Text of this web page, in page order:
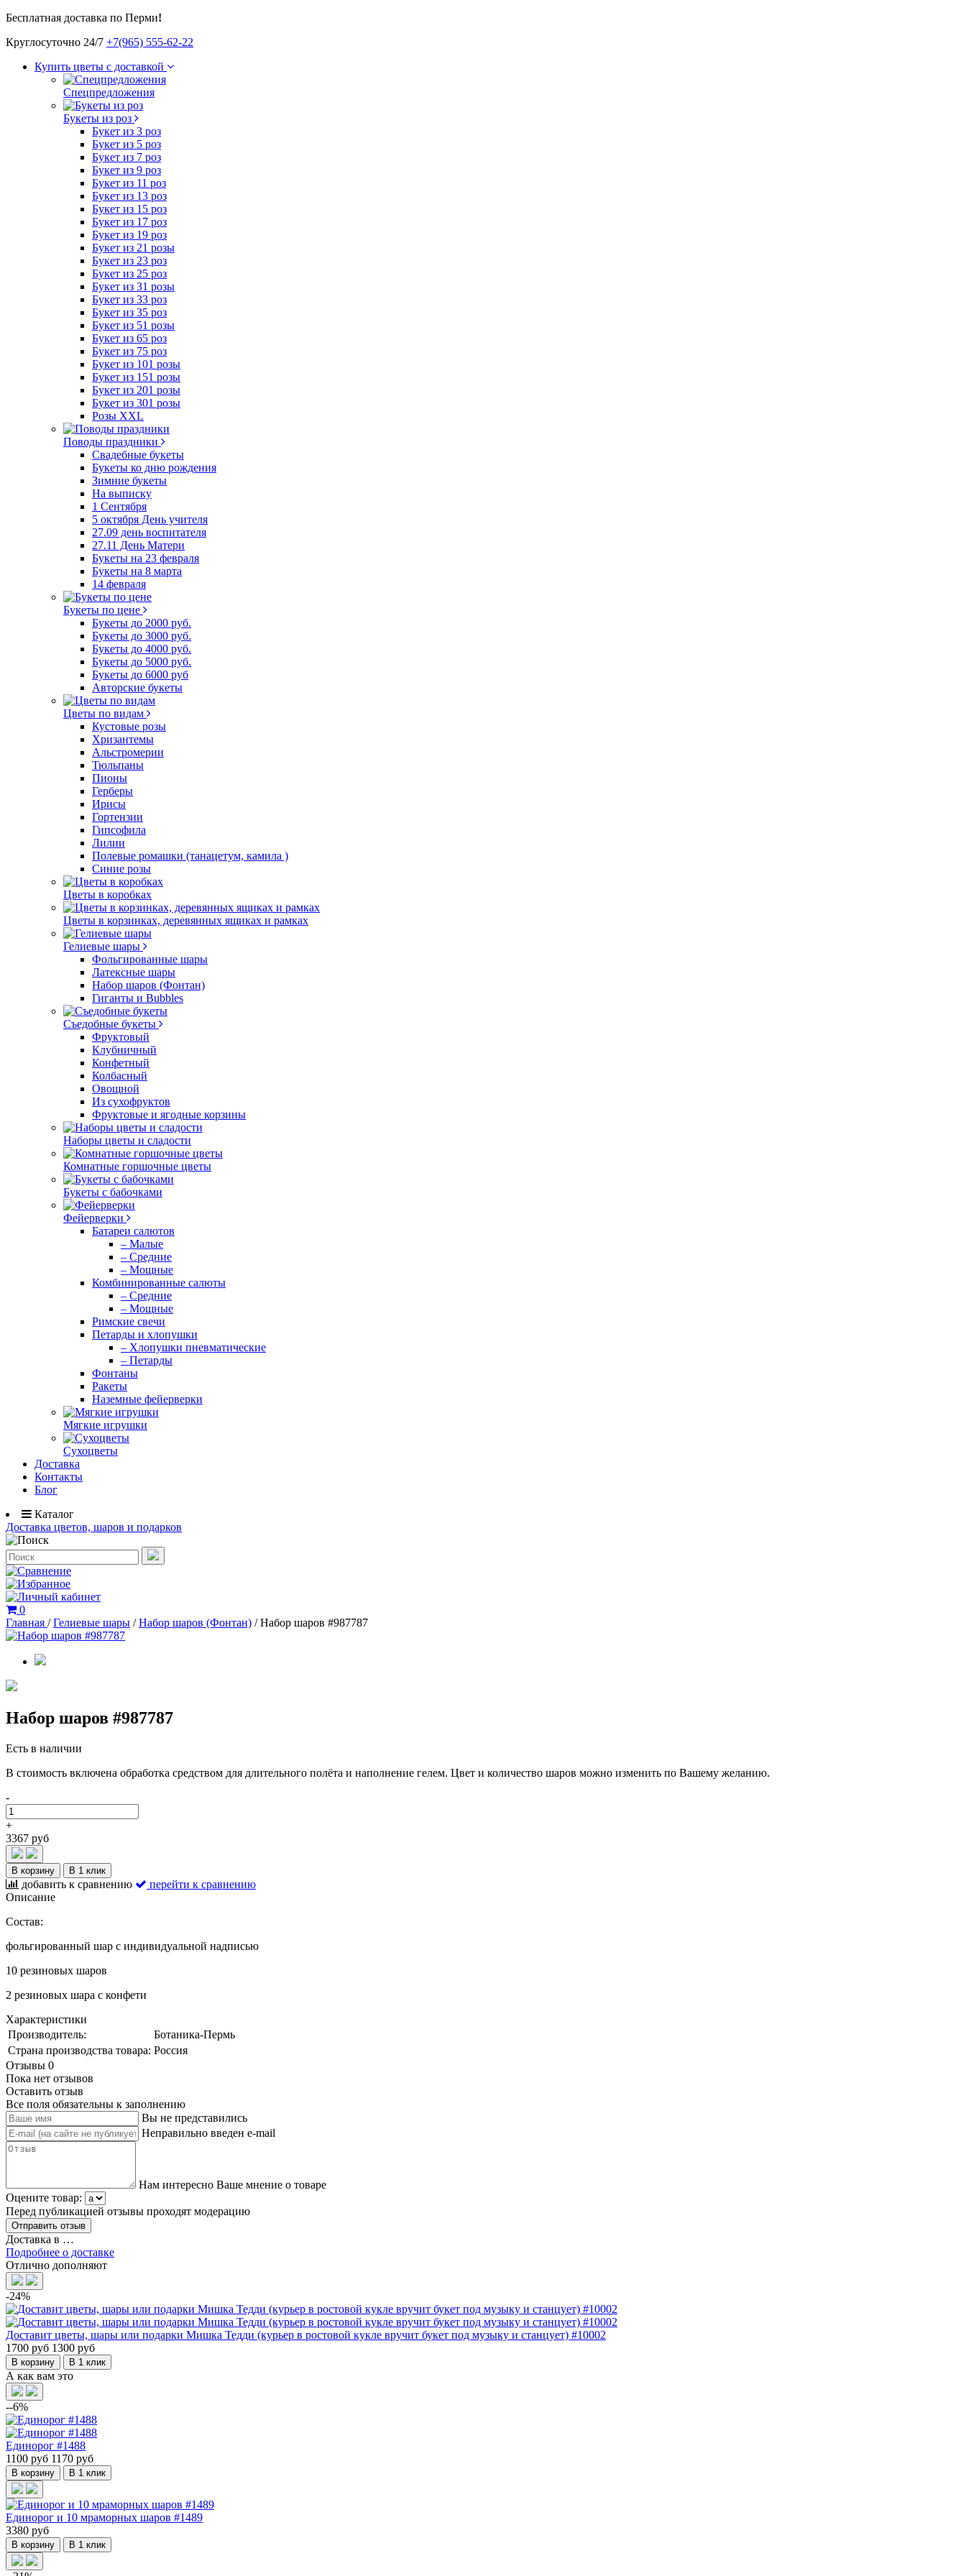
Бесплатная доставка по Перми!
Круглосуточно 24/7 +7(965) 555-62-22
Купить цветы с доставкой
Спецпредложения
Букеты из роз
Букет из 3 роз
Букет из 5 роз
Букет из 7 роз
Букет из 9 роз
Букет из 11 роз
Букет из 13 роз
Букет из 15 роз
Букет из 17 роз
Букет из 19 роз
Букет из 21 розы
Букет из 23 роз
Букет из 25 роз
Букет из 31 розы
Букет из 33 роз
Букет из 35 роз
Букет из 51 розы
Букет из 65 роз
Букет из 75 роз
Букет из 101 розы
Букет из 151 розы
Букет из 201 розы
Букет из 301 розы
Розы XXL
Поводы праздники
Свадебные букеты
Букеты ко дню рождения
Зимние букеты
На выписку
1 Сентября
5 октября День учителя
27.09 день воспитателя
27.11 День Матери
Букеты на 23 февраля
Букеты на 8 марта
14 февраля
Букеты по цене
Букеты до 2000 руб.
Букеты до 3000 руб.
Букеты до 4000 руб.
Букеты до 5000 руб.
Букеты до 6000 руб
Авторские букеты
Цветы по видам
Кустовые розы
Хризантемы
Альстромерии
Тюльпаны
Пионы
Герберы
Ирисы
Гортензии
Гипсофила
Лилии
Полевые ромашки (танацетум, камила )
Синие розы
Цветы в коробках
Цветы в корзинках, деревянных ящиках и рамках
Гелиевые шары
Фольгированные шары
Латексные шары
Набор шаров (Фонтан)
Гиганты и Bubbles
Съедобные букеты
Фруктовый
Клубничный
Конфетный
Колбасный
Овощной
Из сухофруктов
Фруктовые и ягодные корзины
Наборы цветы и сладости
Комнатные горшочные цветы
Букеты с бабочками
Фейерверки
Батареи салютов
– Малые
– Средние
– Мощные
Комбинированные салюты
– Средние
– Мощные
Римские свечи
Петарды и хлопушки
– Хлопушки пневматические
– Петарды
Фонтаны
Ракеты
Наземные фейерверки
Мягкие игрушки
Сухоцветы
Доставка
Контакты
Блог
Каталог
Доставка цветов, шаров и подарков
0
Главная /Гелиевые шары /Набор шаров (Фонтан) /Набор шаров #987787
Набор шаров #987787
Есть в наличии
В стоимость включена обработка средством для длительного полёта и наполнение гелем. Цвет и количество шаров можно изменить по Вашему желанию.
-
+
3367 руб
В корзину В 1 клик
добавить к сравнению
перейти к сравнению
Описание
Состав:
фольгированный шар с индивидуальной надписью
10 резиновых шаров
2 резиновых шара с конфети
Характеристики
Производитель:
Ботаника-Пермь
Страна производства товара: Россия
Отзывы 0
Пока нет отзывов
Оставить отзыв
Все поля обязательны к заполнению
Вы не представились
Неправильно введен e-mail
Нам интересно Ваше мнение о товаре
Оцените товар:
Перед публикацией отзывы проходят модерацию
Доставка в …
Подробнее о доставке
Отлично дополняют
-24%
Доставит цветы, шары или подарки Мишка Тедди (курьер в ростовой кукле вручит букет под музыку и станцует) #10002
1700 руб 1300 руб
В корзину В 1 клик
А как вам это
--6%
Единорог #1488
1100 руб 1170 руб
В корзину В 1 клик
Единорог и 10 мраморных шаров #1489
3380 руб
В корзину В 1 клик